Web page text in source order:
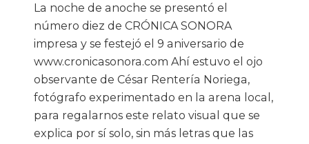
La noche de anoche se presentó el
número diez de CRÓNICA SONORA
impresa y se festejó el 9 aniversario de
www.cronicasonora.com Ahí estuvo el ojo
observante de César Rentería Noriega,
fotógrafo experimentado en la arena local,
para regalarnos este relato visual que se
explica por sí solo, sin más letras que las